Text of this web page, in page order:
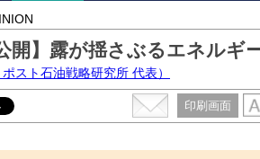
開】露が揺さぶるエネルギ
ポスト石油戦略研究所 代表）
印刷画面